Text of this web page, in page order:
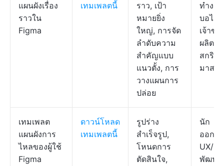
แผนผังเรื่อง
ราวใน
Figma
เทมเพลตนี้
ราว, เป้า
หมายยิ่ง
ใหญ่, การจัด
ลำดับความ
สำคัญแบบ
แนวตั้ง, การ
วางแผนการ
ปล่อย
ทำงา
บอไจ
เจ้าขอ
ผลิตภั
สกริม
มาสเ
เทมเพลต
แผนผังการ
ไหลของผู้ใช้
Figma
ดาวน์โหลด
เทมเพลตนี้
รูปร่าง
สำเร็จรูป,
โหนดการ
ตัดสินใจ,
นัก
ออกแ
UX/
พัฒนา